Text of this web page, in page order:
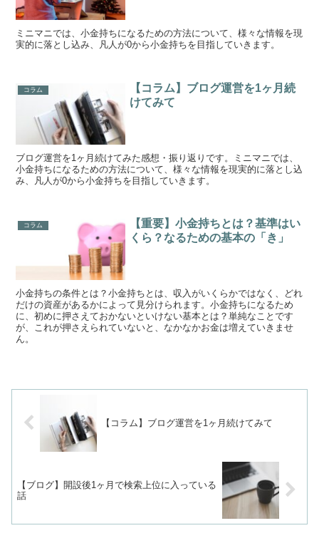
ミニマニでは、小金持ちになるための方法について、様々な情報を現
実的に落とし込み、凡人が0から小金持ちを目指していきます。
コラム
【コラム】ブログ運営を1ヶ月続
けてみて
ブログ運営を1ヶ月続けてみた感想・振り返りです。ミニマニでは、
小金持ちになるための方法について、様々な情報を現実的に落とし込
み、凡人が0から小金持ちを目指していきます。
コラム
【重要】小金持ちとは？基準はい
くら？なるための基本の「き」
小金持ちの条件とは？小金持ちとは、収入がいくらかではなく、どれ
だけの資産があるかによって見分けられます。小金持ちになるため
に、初めに押さえておかないといけない基本とは？単純なことです
が、これが押さえられていないと、なかなかお金は増えていきませ
ん。
【コラム】ブログ運営を1ヶ月続けてみて
【ブログ】開設後1ヶ月で検索上位に入っている
話